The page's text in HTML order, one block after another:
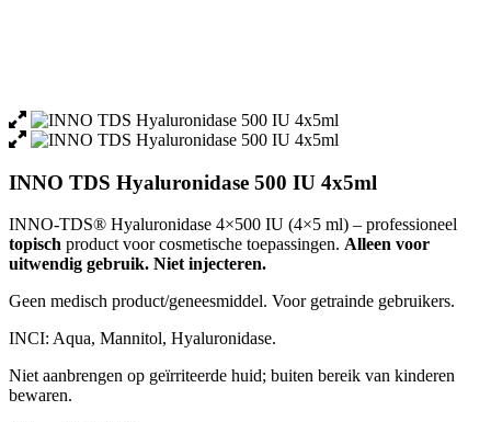
INNO TDS Hyaluronidase 500 IU 4x5ml
INNO-TDS® Hyaluronidase 4×500 IU (4×5 ml) – professioneel
topisch product voor cosmetische toepassingen. Alleen voor
uitwendig gebruik. Niet injecteren.
Geen medisch product/geneesmiddel. Voor getrainde gebruikers.
INCI: Aqua, Mannitol, Hyaluronidase.
Niet aanbrengen op geïrriteerde huid; buiten bereik van kinderen
bewaren.